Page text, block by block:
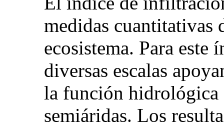
medidas cuantitativas
ecosistema. Para este
diversas escalas
la función hidrológica
semiáridas. Los